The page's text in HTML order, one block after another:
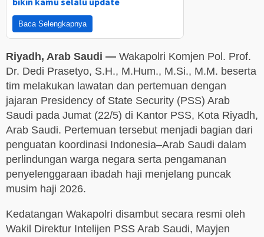
Baca Selengkapnya
Riyadh, Arab Saudi — Wakapolri Komjen Pol. Prof.
Dr. Dedi Prasetyo, S.H., M.Hum., M.Si., M.M. beserta
tim melakukan lawatan dan pertemuan dengan
jajaran Presidency of State Security (PSS) Arab
Saudi pada Jumat (22/5) di Kantor PSS, Kota Riyadh,
Arab Saudi. Pertemuan tersebut menjadi bagian dari
penguatan koordinasi Indonesia–Arab Saudi dalam
perlindungan warga negara serta pengamanan
penyelenggaraan ibadah haji menjelang puncak
musim haji 2026.
Kedatangan Wakapolri disambut secara resmi oleh
Wakil Direktur Intelijen PSS Arab Saudi, Mayjen